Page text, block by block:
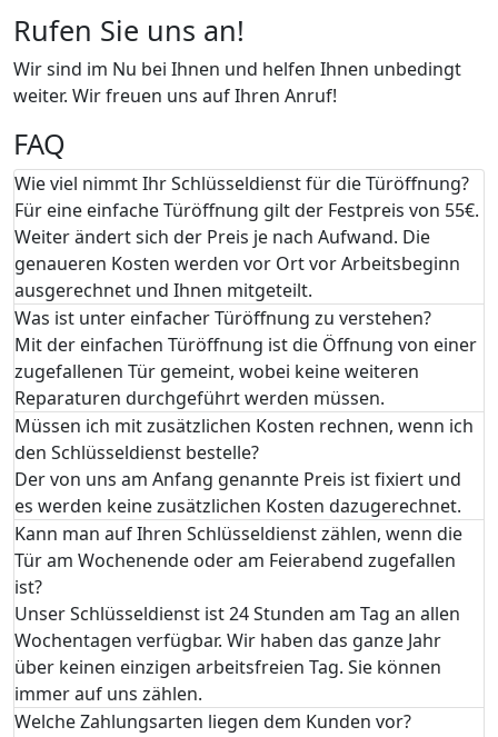
Rufen Sie uns an!
Wir sind im Nu bei Ihnen und helfen Ihnen unbedingt
weiter. Wir freuen uns auf Ihren Anruf!
FAQ
Wie viel nimmt Ihr Schlüsseldienst für die Türöffnung?
Für eine einfache Türöffnung gilt der Festpreis von 55€.
Weiter ändert sich der Preis je nach Aufwand. Die
genaueren Kosten werden vor Ort vor Arbeitsbeginn
ausgerechnet und Ihnen mitgeteilt.
Was ist unter einfacher Türöffnung zu verstehen?
Mit der einfachen Türöffnung ist die Öffnung von einer
zugefallenen Tür gemeint, wobei keine weiteren
Reparaturen durchgeführt werden müssen.
Müssen ich mit zusätzlichen Kosten rechnen, wenn ich
den Schlüsseldienst bestelle?
Der von uns am Anfang genannte Preis ist fixiert und
es werden keine zusätzlichen Kosten dazugerechnet.
Kann man auf Ihren Schlüsseldienst zählen, wenn die
Tür am Wochenende oder am Feierabend zugefallen
ist?
Unser Schlüsseldienst ist 24 Stunden am Tag an allen
Wochentagen verfügbar. Wir haben das ganze Jahr
über keinen einzigen arbeitsfreien Tag. Sie können
immer auf uns zählen.
Welche Zahlungsarten liegen dem Kunden vor?